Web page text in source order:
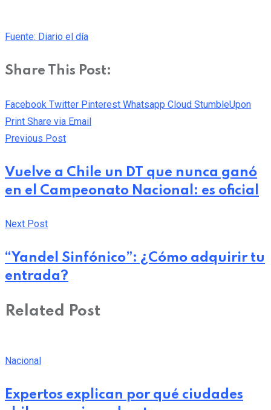
Fuente: Diario el día
Share This Post:
Facebook Twitter Pinterest Whatsapp Cloud StumbleUpon
Print Share via Email
Previous Post
Vuelve a Chile un DT que nunca ganó
en el Campeonato Nacional: es oficial
Next Post
“Yandel Sinfónico”: ¿Cómo adquirir tu
entrada?
Related Post
Nacional
Expertos explican por qué ciudades